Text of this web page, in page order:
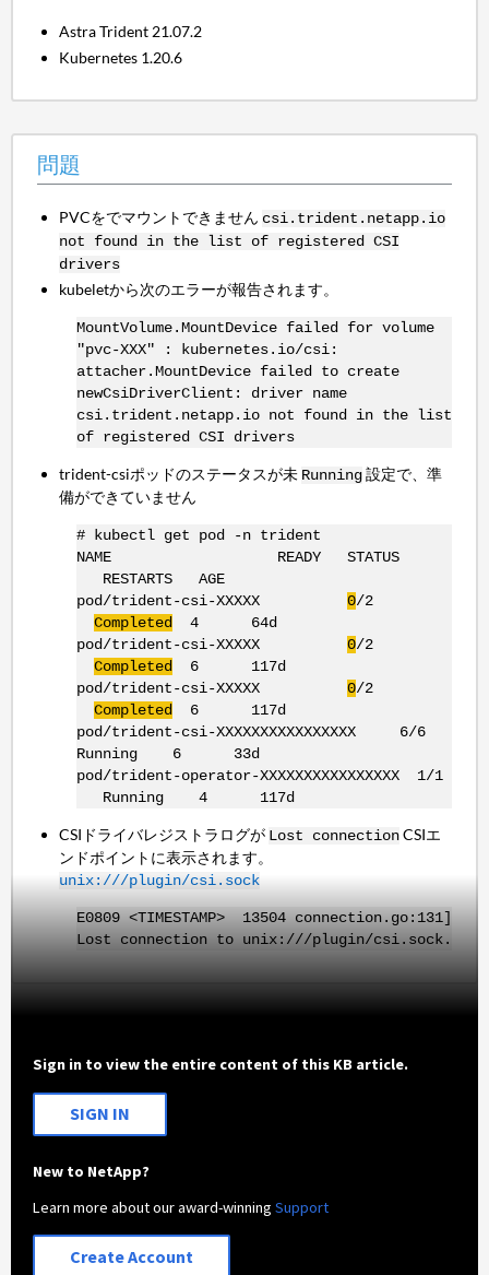
Astra Trident 21.07.2
Kubernetes 1.20.6
問題
PVCをでマウントできません csi.trident.netapp.io
not found in the list of registered CSI
drivers
kubeletから次のエラーが報告されます。
MountVolume.MountDevice failed for volume
"pvc-XXX" : kubernetes.io/csi:
attacher.MountDevice failed to create
newCsiDriverClient: driver name
csi.trident.netapp.io not found in the list
of registered CSI drivers
trident-csiポッドのステータスが未 Running設定で、準
備ができていません
# kubectl get pod -n trident
NAME READY STATUS
RESTARTS AGE
pod/trident-csi-XXXXX 0/2
Completed4 64d
pod/trident-csi-XXXXX 0/2
Completed6 117d
pod/trident-csi-XXXXX 0/2
Completed6 117d
pod/trident-csi-XXXXXXXXXXXXXXXX 6/6
Running 6 33d
pod/trident-operator-XXXXXXXXXXXXXXXX 1/1
Running 4 117d
CSIドライバレジストラログが Lost connectionCSIエ
ンドポイントに表示されます。
unix:///plugin/csi.sock
E0809 <TIMESTAMP> 13504 connection.go:131]
Lost connection to unix:///plugin/csi.sock.
Sign in to view the entire content of this KB article.
SIGN IN
New to NetApp?
Learn more about our award-winningSupport
Create Account